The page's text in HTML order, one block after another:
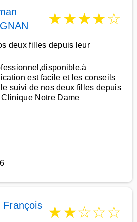
★★★★☆
deux filles depuis leur
est facile et les conseils
suivi de nos deux filles depuis
Notre Dame
François ★★☆☆☆